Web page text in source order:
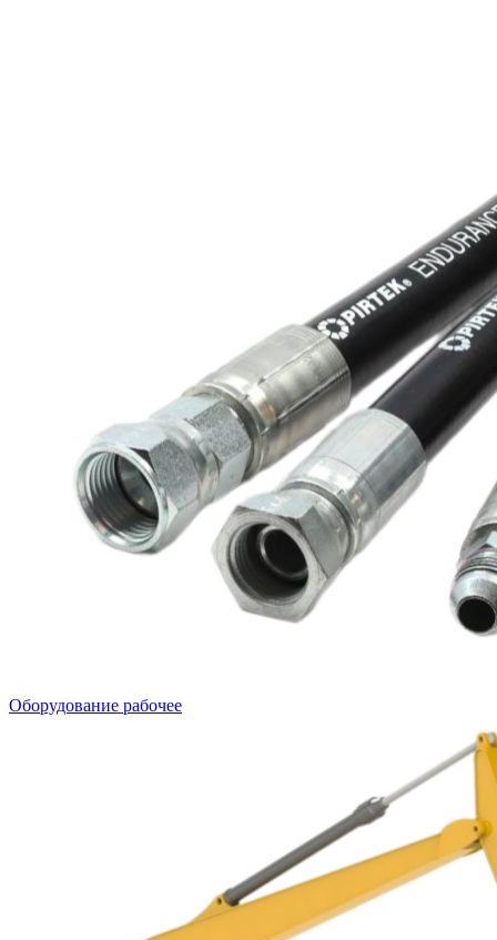
Оборудование рабочее